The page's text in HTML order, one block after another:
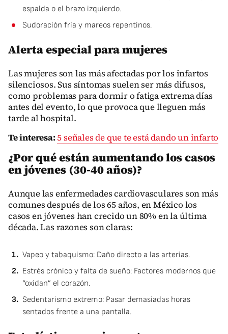
espalda o el brazo izquierdo.
Sudoración fría y mareos repentinos.
Alerta especial para mujeres
Las mujeres son las más afectadas por los infartos
silenciosos. Sus síntomas suelen ser más difusos,
como problemas para dormir o fatiga extrema días
antes del evento, lo que provoca que lleguen más
tarde al hospital.
Te interesa:5 señales de que te está dando un infarto
¿Por qué están aumentando los casos
en jóvenes (30-40 años)?
Aunque las enfermedades cardiovasculares son más
comunes después de los 65 años, en México los
casos en jóvenes han crecido un 80% en la última
década. Las razones son claras:
Vapeo y tabaquismo: Daño directo a las arterias.
Estrés crónico y falta de sueño: Factores modernos que
“oxidan” el corazón.
Sedentarismo extremo: Pasar demasiadas horas
sentados frente a una pantalla.